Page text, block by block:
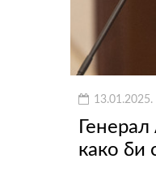
13.01.2025.
како би